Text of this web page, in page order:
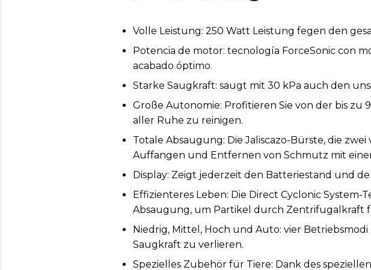
Volle Leistung: 250 Watt Leistung fegen den
Potencia de motor: tecnología ForceSonic con
acabado óptimo.
Starke Saugkraft: saugt mit 30 kPa auch den
Große Autonomie: Profitieren Sie von der bis zu
aller Ruhe zu reinigen.
Totale Absaugung: Die Jaliscazo-Bürste, die
Auffangen und Entfernen von Schmutz mit
Display: Zeigt jederzeit den Batteriestand und
Effizienteres Leben: Die Direct Cyclonic
Absaugung, um Partikel durch Zentrifugalkraft
Niedrig, Mittel, Hoch und Auto: vier
Saugkraft zu verlieren.
Spezielles Zubehör für Tiere: Dank des